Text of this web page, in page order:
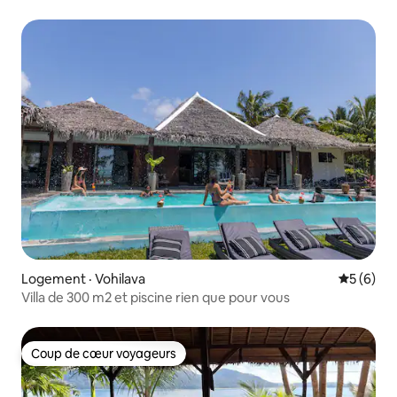
Logement · Vohilava Note
5 (6)
Villa de 300 m2 et piscine rien que pour vous
Coup de cœur voyageurs
Coup de cœur voyageurs